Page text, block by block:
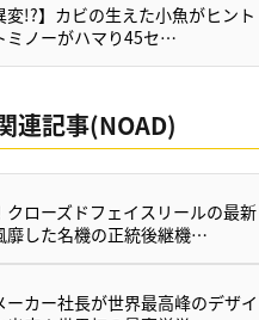
変!?】カビの生えた小魚がヒント
ノーがハマり45セ…
連記事(NOAD)
クローズドフェイスリールの最新
靡した名機の正統後継機…
ーカー社長が世界最高峰のデザイ